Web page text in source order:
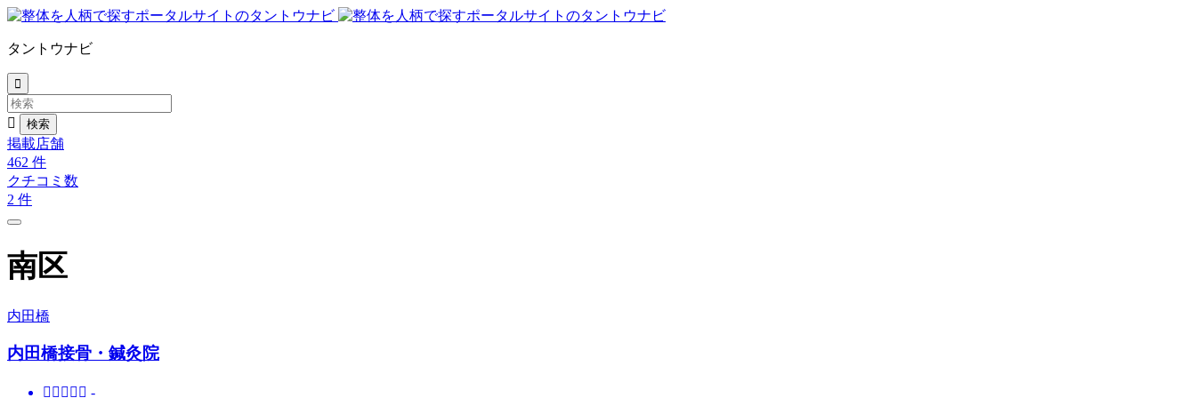
タントウナビ


掲載店舗
462 件
クチコミ数
2 件
南区
内田橋
内田橋接骨・鍼灸院
     -